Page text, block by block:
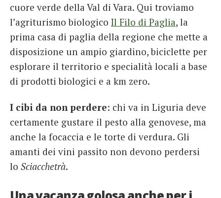
cuore verde della Val di Vara. Qui troviamo
l’agriturismo biologico Il Filo di Paglia, la
prima casa di paglia della regione che mette a
disposizione un ampio giardino, biciclette per
esplorare il territorio e specialità locali a base
di prodotti biologici e a km zero.
I cibi da non perdere: chi va in Liguria deve
certamente gustare il pesto alla genovese, ma
anche la focaccia e le torte di verdura. Gli
amanti dei vini passito non devono perdersi
lo Sciacchetrà.